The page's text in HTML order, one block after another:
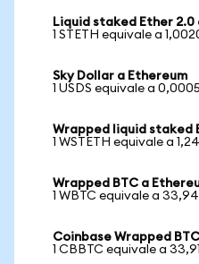
Liquid staked Ether 2.0
1 STETH equivale a
Sky Dollar a Ethereum
1 USDS equivale a
Wrapped liquid staked
1 WSTETH equivale a
Wrapped BTC a
1 WBTC equivale a
Coinbase Wrapped
1 CBBTC equivale a